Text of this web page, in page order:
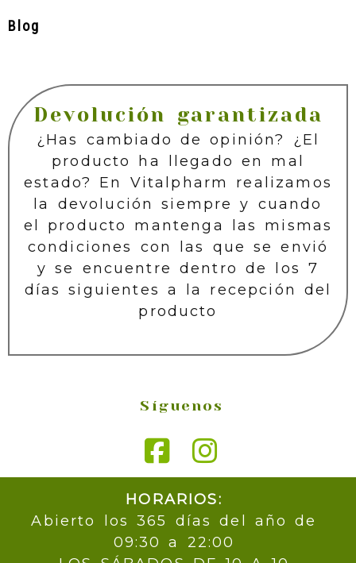
Blog
Devolución garantizada
¿Has cambiado de opinión? ¿El
producto ha llegado en mal
estado? En Vitalpharm realizamos
la devolución siempre y cuando
el producto mantenga las mismas
condiciones con las que se envió
y se encuentre dentro de los 7
días siguientes a la recepción del
producto
Síguenos
HORARIOS:
Abierto los 365 días del año de
09:30 a 22:00